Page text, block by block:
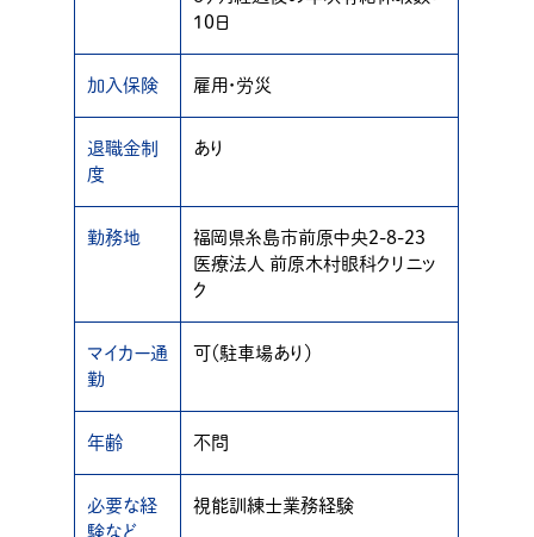
10日
加入保険 雇用・労災
退職金制
度
あり
勤務地
福岡県糸島市前原中央2-8-23
医療法人 前原木村眼科クリニッ
ク
マイカー通
勤
可（駐車場あり）
年齢 不問
必要な経
験など
視能訓練士業務経験